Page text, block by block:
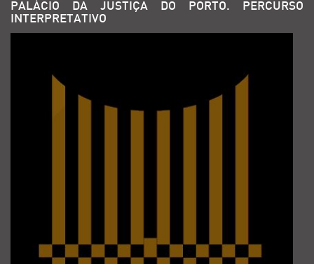
PALÁCIO DA JUSTIÇA DO PORTO. PERCURSO
INTERPRETATIVO